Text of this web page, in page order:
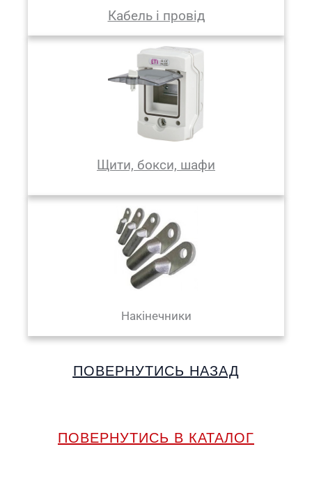
Кабель і провід
Щити, бокси, шафи
Накінечники
ПОВЕРНУТИСЬ НАЗАД
ПОВЕРНУТИСЬ В КАТАЛОГ